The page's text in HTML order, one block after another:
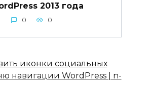
2013 года
0 0